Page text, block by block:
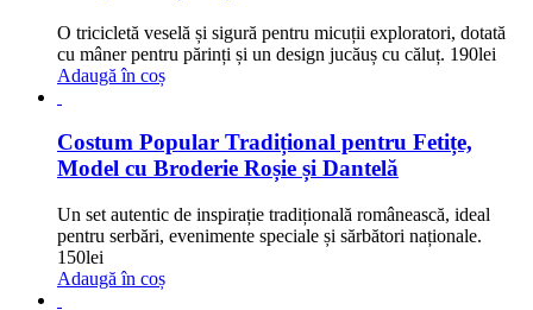
O tricicletă veselă și sigură pentru micuții exploratori, dotată
cu mâner pentru părinți și un design jucăuș cu căluț. 190lei
Adaugă în coș
Costum Popular Tradițional pentru Fetițe,
Model cu Broderie Roșie și Dantelă
Un set autentic de inspirație tradițională românească, ideal
pentru serbări, evenimente speciale și sărbători naționale.
150lei
Adaugă în coș